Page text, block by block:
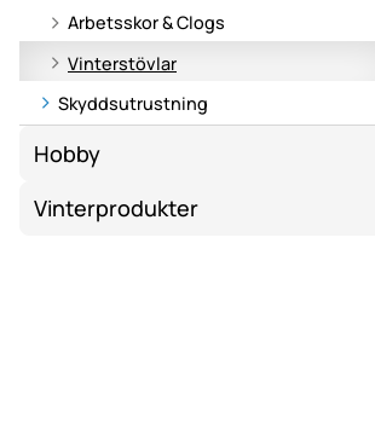
Arbetsskor & Clogs
Vinterstövlar
Skyddsutrustning
Hobby
Vinterprodukter